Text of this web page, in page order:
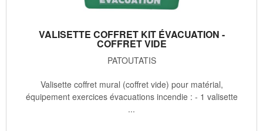
VALISETTE COFFRET KIT ÉVACUATION -
COFFRET VIDE
PATOUTATIS
Valisette coffret mural (coffret vide) pour matérial,
équipement exercices évacuations incendie : - 1 valisette
...